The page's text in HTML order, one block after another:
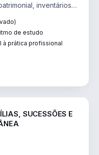
inventários
de estudo
à prática profissional
SUCESSÕES E